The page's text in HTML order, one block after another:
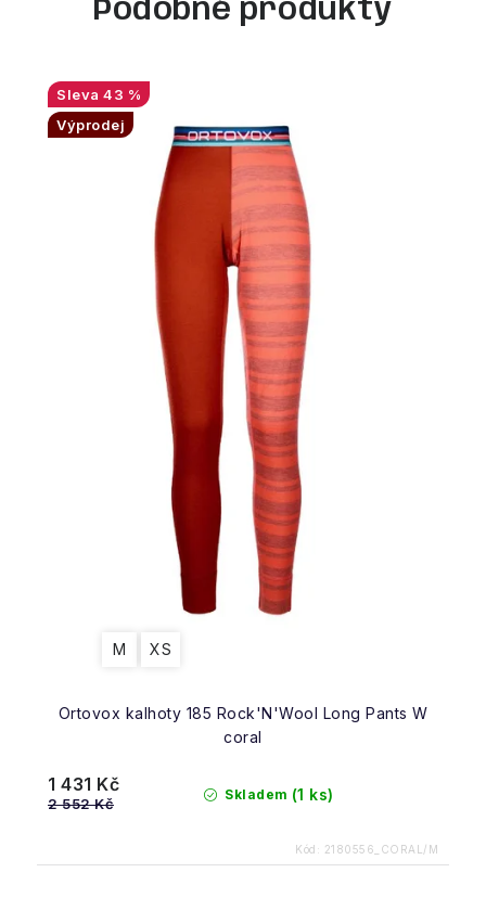
Podobné produkty
Ortovox kalhoty 185 Rock'N'Wool Long Pants W
coral
43 %
Výprodej
M XS
Skladem (1 ks)
1 431 Kč
2 552 Kč
Kód: 2180556_CORAL/M